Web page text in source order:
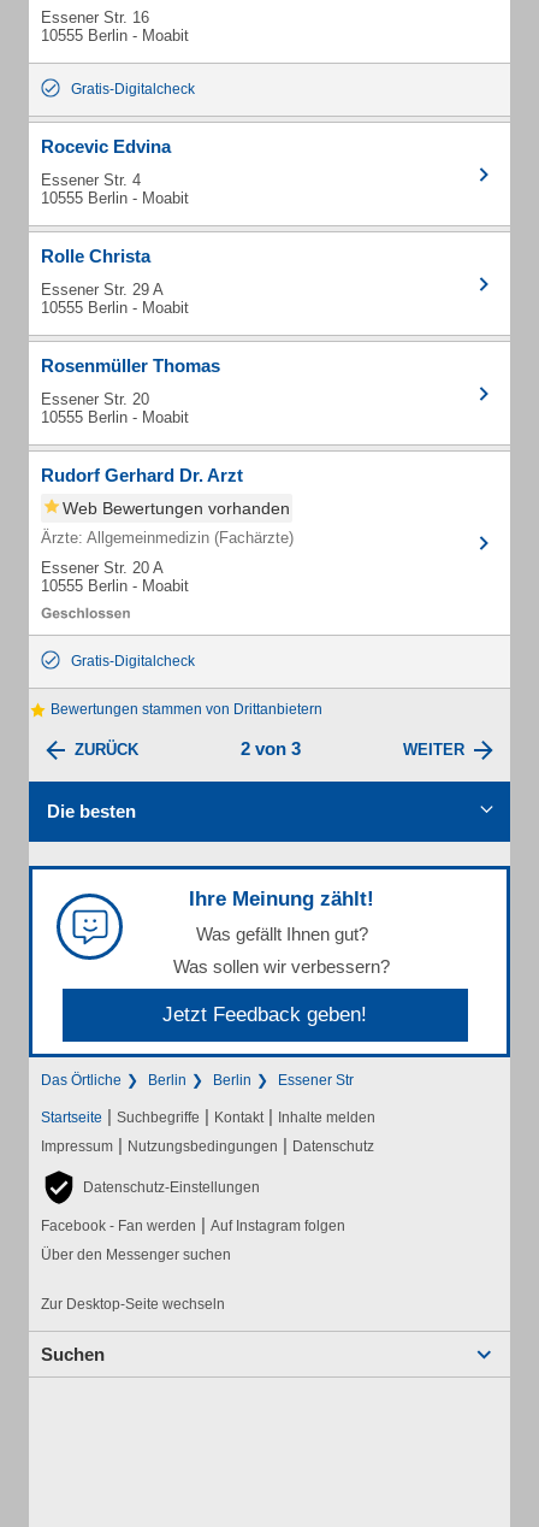
Essener Str. 16
10555 Berlin - Moabit
Gratis-Digitalcheck
Rocevic Edvina
Essener Str. 4
10555 Berlin - Moabit
Rolle Christa
Essener Str. 29 A
10555 Berlin - Moabit
Rosenmüller Thomas
Essener Str. 20
10555 Berlin - Moabit
Rudorf Gerhard Dr. Arzt
Web Bewertungen vorhanden
Ärzte: Allgemeinmedizin (Fachärzte)
Essener Str. 20 A
10555 Berlin - Moabit
Gratis-Digitalcheck
Bewertungen stammen von Drittanbietern
ZURÜCK 2 von 3 WEITER
Die besten
Ihre Meinung zählt!
Was gefällt Ihnen gut?
Was sollen wir verbessern?
Jetzt Feedback geben!
Das Örtliche Berlin Berlin Essener Str
Startseite | Suchbegriffe | Kontakt | Inhalte melden
Impressum | Nutzungsbedingungen | Datenschutz
Datenschutz-Einstellungen
Facebook - Fan werden | Auf Instagram folgen
Über den Messenger suchen
Zur Desktop-Seite wechseln
Suchen